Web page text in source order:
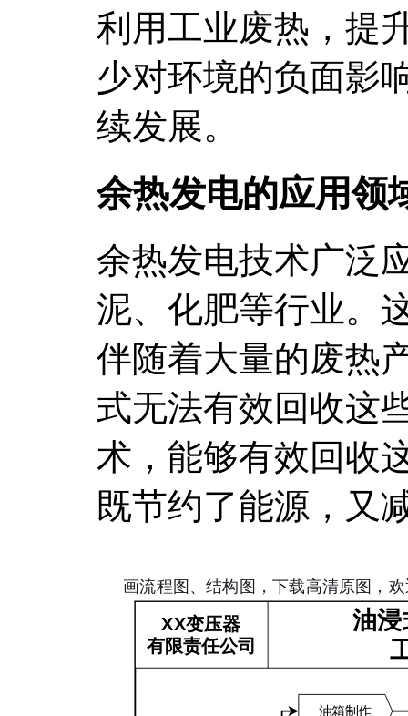
利用工业废热，提
少对环境的负面影
续发展。
余热发电的应用领
余热发电技术广泛
泥、化肥等行业。
伴随着大量的废热
式无法有效回收这
术，能够有效回收
既节约了能源，又